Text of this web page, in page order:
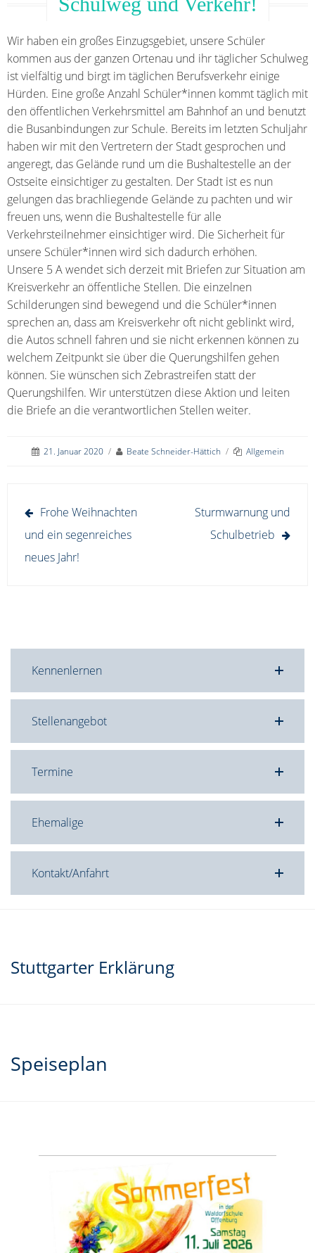
Wir haben ein großes Einzugsgebiet, unsere Schüler
kommen aus der ganzen Ortenau und ihr täglicher Schulweg
ist vielfältig und birgt im täglichen Berufsverkehr einige
Hürden. Eine große Anzahl Schüler*innen kommt täglich mit
den öffentlichen Verkehrsmittel am Bahnhof an und benutzt
die Busanbindungen zur Schule. Bereits im letzten Schuljahr
haben wir mit den Vertretern der Stadt gesprochen und
angeregt, das Gelände rund um die Bushaltestelle an der
Ostseite einsichtiger zu gestalten. Der Stadt ist es nun
gelungen das brachliegende Gelände zu pachten und wir
freuen uns, wenn die Bushaltestelle für alle
Verkehrsteilnehmer einsichtiger wird. Die Sicherheit für
unsere Schüler*innen wird sich dadurch erhöhen.
Unsere 5 A wendet sich derzeit mit Briefen zur Situation am
Kreisverkehr an öffentliche Stellen. Die einzelnen
Schilderungen sind bewegend und die Schüler*innen
sprechen an, dass am Kreisverkehr oft nicht geblinkt wird,
die Autos schnell fahren und sie nicht erkennen können zu
welchem Zeitpunkt sie über die Querungshilfen gehen
können. Sie wünschen sich Zebrastreifen statt der
Querungshilfen. Wir unterstützen diese Aktion und leiten
die Briefe an die verantwortlichen Stellen weiter.
21. Januar 2020 / Beate Schneider-Hättich / Allgemein
Beitragsnavigation
Frohe Weihnachten
und ein segenreiches
neues Jahr!
Sturmwarnung und
Schulbetrieb
Kennenlernen
Stellenangebot
Termine
Ehemalige
Kontakt/Anfahrt
Stuttgarter Erklärung
Speiseplan